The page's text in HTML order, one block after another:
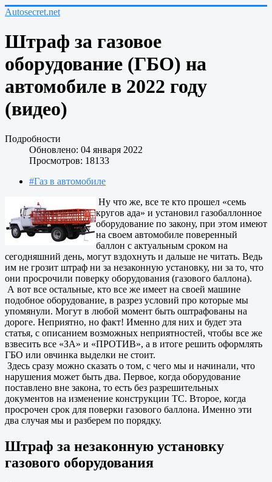
Autosecret.net
Штраф за газовое
оборудование (ГБО) на
автомобиле в 2022 году
(видео)
Подробности
Обновлено: 04 января 2022
Просмотров: 18133
#Газ в автомобиле
Ну что же, все те кто прошел «семь
кругов ада» и установил газобаллонное
оборудование по закону, при этом имеют
на своем автомобиле поверенный
баллон с актуальным сроком на
сегодняшний день, могут вздохнуть и дальше не читать. Ведь
им не грозит штраф ни за незаконную установку, ни за то, что
они просрочили поверку оборудования (газового баллона).
А вот все остальные, кто все же имеет на своей машине
подобное оборудование, в разрез условий про которые мы
упомянули. Могут в любой момент быть оштрафованы на
дороге. Неприятно, но факт! Именно для них и будет эта
статья, с описанием возможных неприятностей, чтобы все же
взвесить все «ЗА» и «ПРОТИВ», а в итоге решить оформлять
ГБО или овчинка выделки не стоит.
Здесь сразу можно сказать о том, с чего мы и начинали, что
нарушения может быть два. Первое, когда оборудование
поставлено вне закона, то есть без разрешительных
документов на изменение конструкции ТС. Второе, когда
просрочен срок для поверки газового баллона. Именно эти
два случая мы и разберем по порядку.
Штраф за незаконную установку
газового оборудования